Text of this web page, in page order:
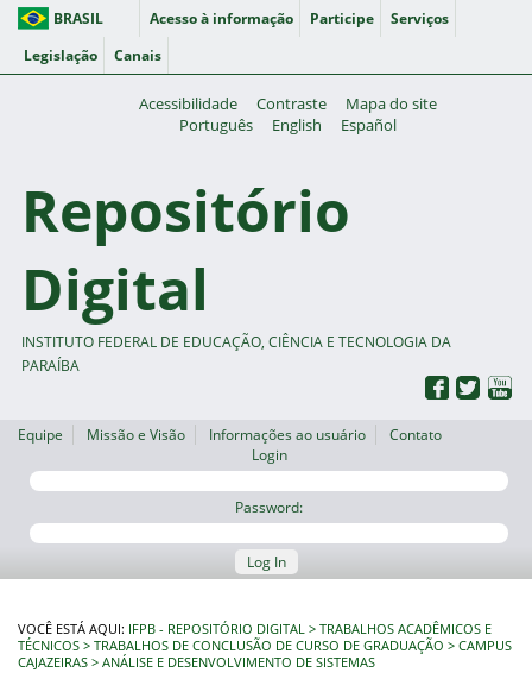
BRASIL Acesso à informação Participe
Serviços
Legislação
Canais
Acessibilidade Contraste
Mapa do site
Português
English Español
Repositório
Digital
INSTITUTO FEDERAL DE EDUCAÇÃO, CIÊNCIA E TECNOLOGIA DA
PARAÍBA
Equipe Missão e Visão Informações ao usuário
Contato
Login
Password:
Log In
VOCÊ ESTÁ AQUI: IFPB - REPOSITÓRIO DIGITAL
TRABALHOS ACADÊMICOS E
TÉCNICOS
TRABALHOS DE CONCLUSÃO DE CURSO DE GRADUAÇÃO
CAMPUS
CAJAZEIRAS
ANÁLISE E DESENVOLVIMENTO DE SISTEMAS